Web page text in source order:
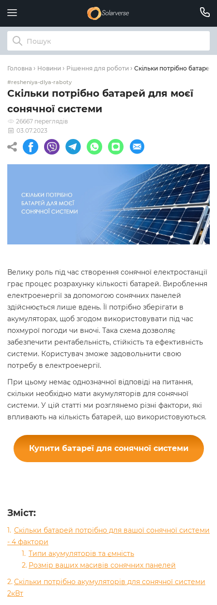
Головна Новини Рішення для роботи Скільки потрібно
#resheniya-dlya-raboty
Скільки потрібно батарей для моєї
сонячної системи
26667 переглядів
03.07.2023
Велику роль під час створення сонячної електростанції
грає процес розрахунку кількості батарей. Вироблення
електроенергії за допомогою сонячних панелей
здійснюється лише вдень. Її потрібно зберігати в
акумуляторах, щоб згодом використовувати під час
похмурої погоди чи вночі. Така схема дозволяє
забезпечити рентабельність, стійкість та ефективність
системи. Користувач зможе задовольнити свою
потребу в електроенергії.
При цьому немає однозначної відповіді на питання,
скільки необхідно мати акумуляторів для сонячної
системи. У цій статті ми розглянемо різні фактори, які
впливають на кількість батарей, що використовуються.
Купити батареї для сонячної системи
Зміст:
Скільки батарей потрібно для вашої сонячної системи
- 4 фактори
Типи акумуляторів та ємність
Розмір ваших масивів сонячних панелей
Скільки потрібно акумуляторів для сонячної системи
2кВт